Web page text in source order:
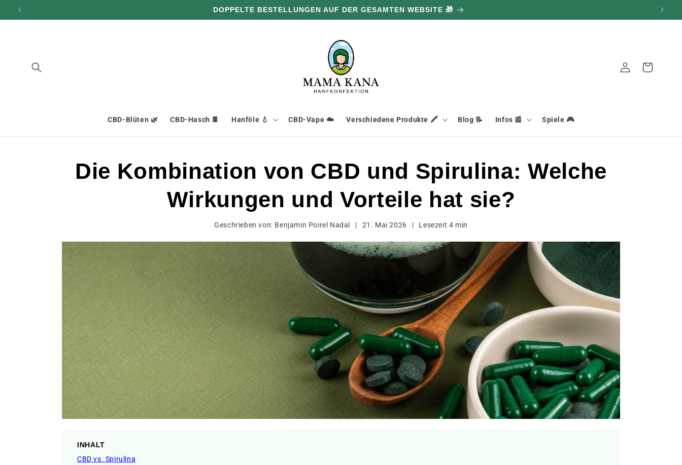
und zum
DOPPELTE BESTELLUNGEN AUF DER GESAMTEN WEBSITE 🎁
CBD-Blüten 🌿 CBD-Hasch 🍫 Hanföle 💧 CBD-Vape ☁️ Verschiedene Produkte 🖍️ Blog 📝 Infos 📰 Spiele 🎮
VerbindungWarenkorb
Die Kombination von CBD und Spirulina: Welche
Wirkungen und Vorteile hat sie?
Geschrieben von: Benjamin Poirel Nadal | 21. Mai 2026 | Lesezeit 4 min
INHALT
CBD vs. Spirulina